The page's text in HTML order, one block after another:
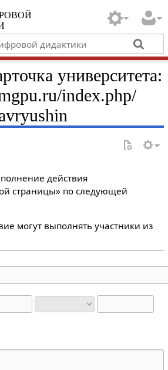
университета:
index.php/
действия
страницы» по следующей
могут выполнять участники из